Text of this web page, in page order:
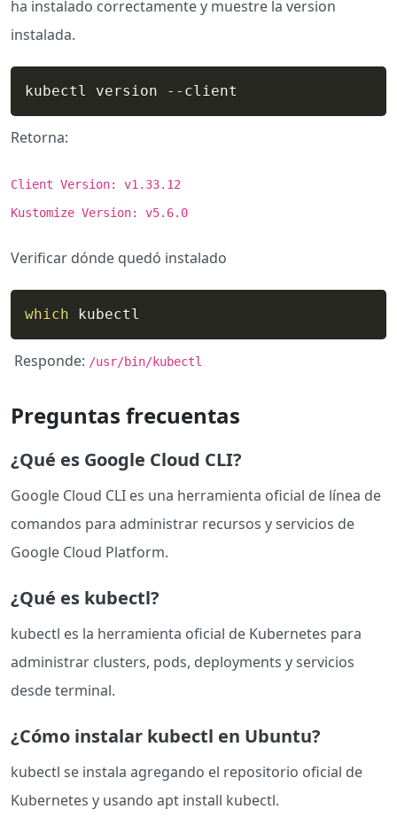
ha instalado correctamente y muestre la version
instalada.
kubectl version --client
Retorna:
Client Version: v1.33.12
Kustomize Version: v5.6.0
Verificar dónde quedó instalado
which kubectl
Responde: /usr/bin/kubectl
Preguntas frecuentas
¿Qué es Google Cloud CLI?
Google Cloud CLI es una herramienta oficial de línea de
comandos para administrar recursos y servicios de
Google Cloud Platform.
¿Qué es kubectl?
kubectl es la herramienta oficial de Kubernetes para
administrar clusters, pods, deployments y servicios
desde terminal.
¿Cómo instalar kubectl en Ubuntu?
kubectl se instala agregando el repositorio oficial de
Kubernetes y usando apt install kubectl.